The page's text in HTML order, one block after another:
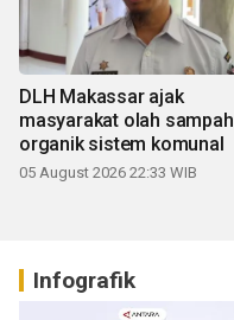
DLH Makassar ajak
masyarakat olah sampah
organik sistem komunal
05 August 2026 22:33 WIB
Infografik